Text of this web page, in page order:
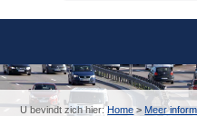
U bevindt zich hier:Home> Meer